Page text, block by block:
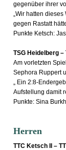
gegenüber ihrer
„Wir hatten
gegen Rastatt
Punkte Ketsch:
TSG Heidelberg
Am vorletzten
Sephora Ruppert
„ Ein 2:8-
Aufstellung damit
Punkte: Sina
Herren
TTC Ketsch II –